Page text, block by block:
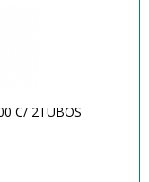
C/ 2TUBOS